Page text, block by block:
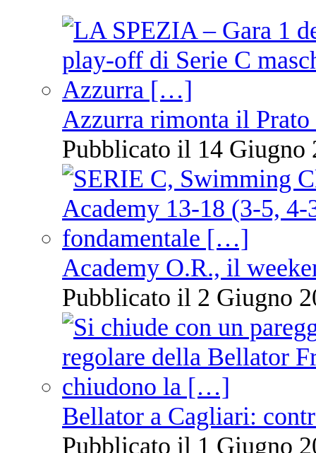
Azzurra rimonta il Prato
Pubblicato il 14 Giugno
Academy O.R., il
Pubblicato il 2 Giugno
Bellator a Cagliari:
Pubblicato il 1 Giugno